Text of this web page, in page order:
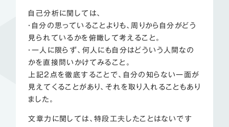
自己分析に関しては、
・自分の思っていることよりも、周りから自分がどう
見られているかを俯瞰して考えること。
・一人に限らず、何人にも自分はどういう人間なの
かを直接問いかけてみること。
上記2点を徹底することで、自分の知らない一面が
見えてくることがあり、それを取り入れることもあり
ました。
文章力に関しては、特段工夫したことはないです